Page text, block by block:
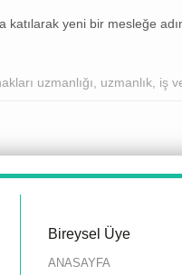
katılarak yeni bir mesleğe
uzmanlığı uzmanlık iş
Bireysel Üye
ANASAYFA